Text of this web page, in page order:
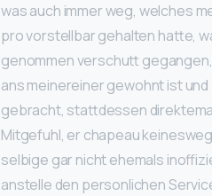
was auch immer weg, welches
pro vorstellbar gehalten hatte,
genommen verschutt
ans meinereiner gewohnt ist
gebracht, stattdessen
Mitgefuhl, er chapeau
selbige gar nicht ehemals
anstelle den personlichen